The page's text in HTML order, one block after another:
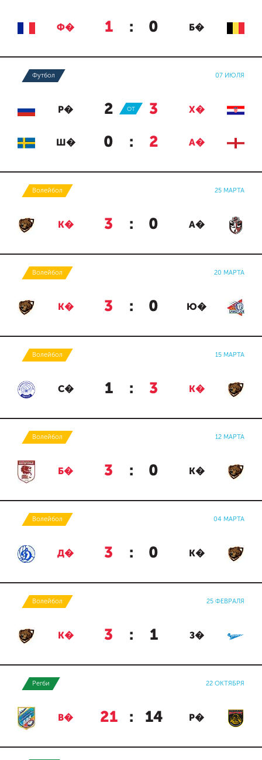
Ф� 1 : 0 Б�
Футбол 07 ИЮЛЯ
Р� 2 : 3 Х�
ОТ
Ш� 0 : 2 А�
Волейбол 25 МАРТА
К� 3 : 0 А�
Волейбол 20 МАРТА
К� 3 : 0 Ю�
Волейбол 15 МАРТА
С� 1 : 3 К�
Волейбол 12 МАРТА
Б� 3 : 0 К�
Волейбол 04 МАРТА
Д� 3 : 0 К�
Волейбол 25 ФЕВРАЛЯ
К� 3 : 1 З�
Регби 22 ОКТЯБРЯ
В� 21 : 14 Р�